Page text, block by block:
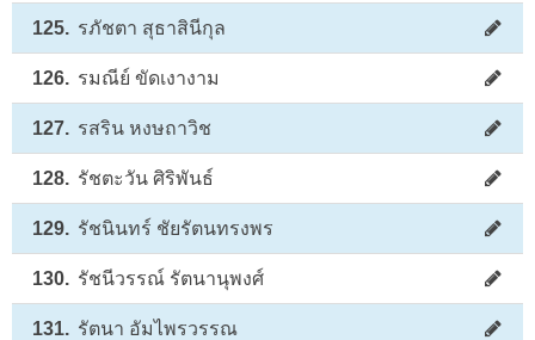
125. รภัชตา สุธาสินีกุล
126. รมณีย์ ขัดเงางาม
127. รสริน หงษถาวิช
128. รัชตะวัน ศิริพันธ์
129. รัชนินทร์ ชัยรัตนทรงพร
130. รัชนีวรรณ์ รัตนานุพงศ์
131. รัตนา อัมไพรวรรณ